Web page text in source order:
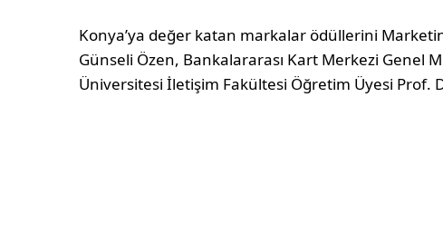
Konya’ya değer katan markalar ödüllerini
Günseli Özen, Bankalararası Kart Merkezi Genel
Üniversitesi İletişim Fakültesi Öğretim Üyesi Prof.